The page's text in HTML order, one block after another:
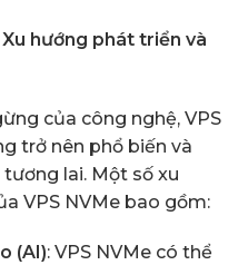
hướng phát triển và
của công nghệ, VPS
trở nên phổ biến và
lai. Một số xu
VPS NVMe bao gồm:
(AI): VPS NVMe có thể